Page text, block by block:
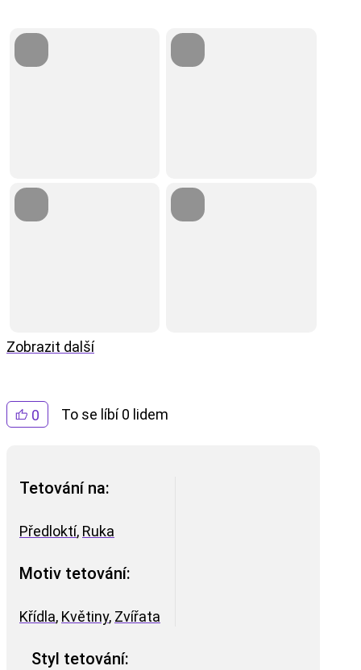
0 To se líbí 0 lidem
Tetování na:
Předloktí, Ruka
Motiv tetování:
Křídla, Květiny, Zvířata
Styl tetování:
Zobrazit další